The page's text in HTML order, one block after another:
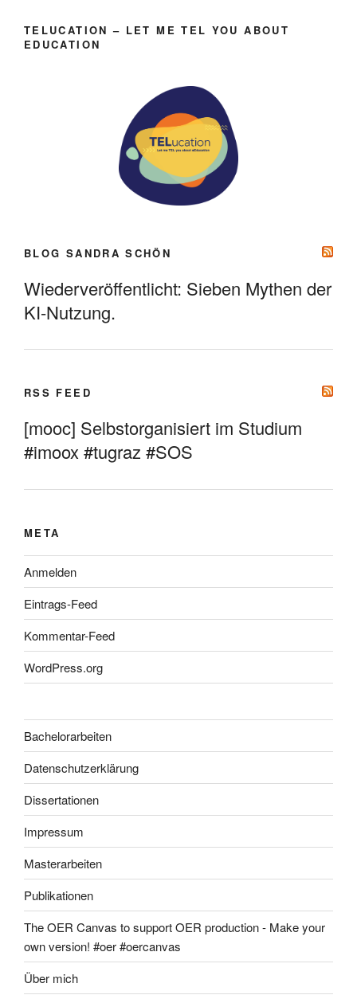
TELUCATION – LET ME TEL YOU ABOUT
EDUCATION
BLOG SANDRA SCHÖN
Wiederveröffentlicht: Sieben Mythen der
KI-Nutzung.
RSS FEED
[mooc] Selbstorganisiert im Studium
#imoox #tugraz #SOS
META
Anmelden
Eintrags-Feed
Kommentar-Feed
WordPress.org
Bachelorarbeiten
Datenschutzerklärung
Dissertationen
Impressum
Masterarbeiten
Publikationen
The OER Canvas to support OER production - Make your
own version! #oer #oercanvas
Über mich